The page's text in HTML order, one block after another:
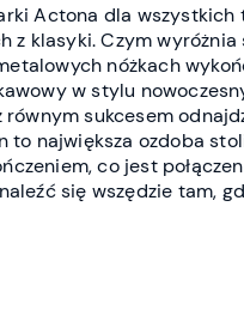
Actona dla wszystkich
klasyki. Czym
nóżkach
w stylu
sukcesem
największa ozdoba
co jest
się wszędzie tam,